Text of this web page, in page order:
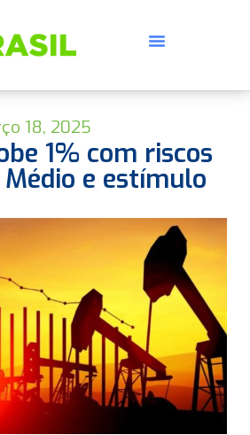
18, 2025
1% com riscos
e estímulo